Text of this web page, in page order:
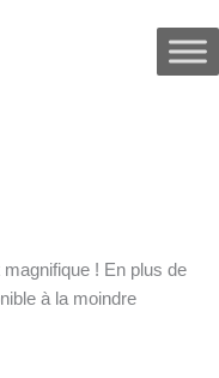
! En plus de
à la moindre